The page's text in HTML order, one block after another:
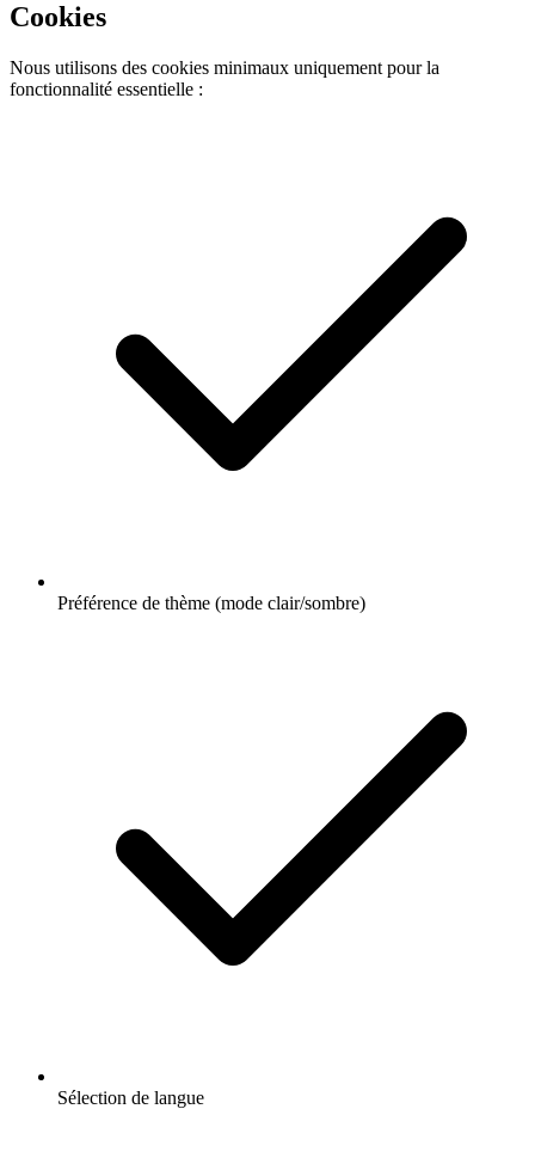
Cookies
Nous utilisons des cookies minimaux uniquement pour la
fonctionnalité essentielle :
Préférence de thème (mode clair/sombre)
Sélection de langue